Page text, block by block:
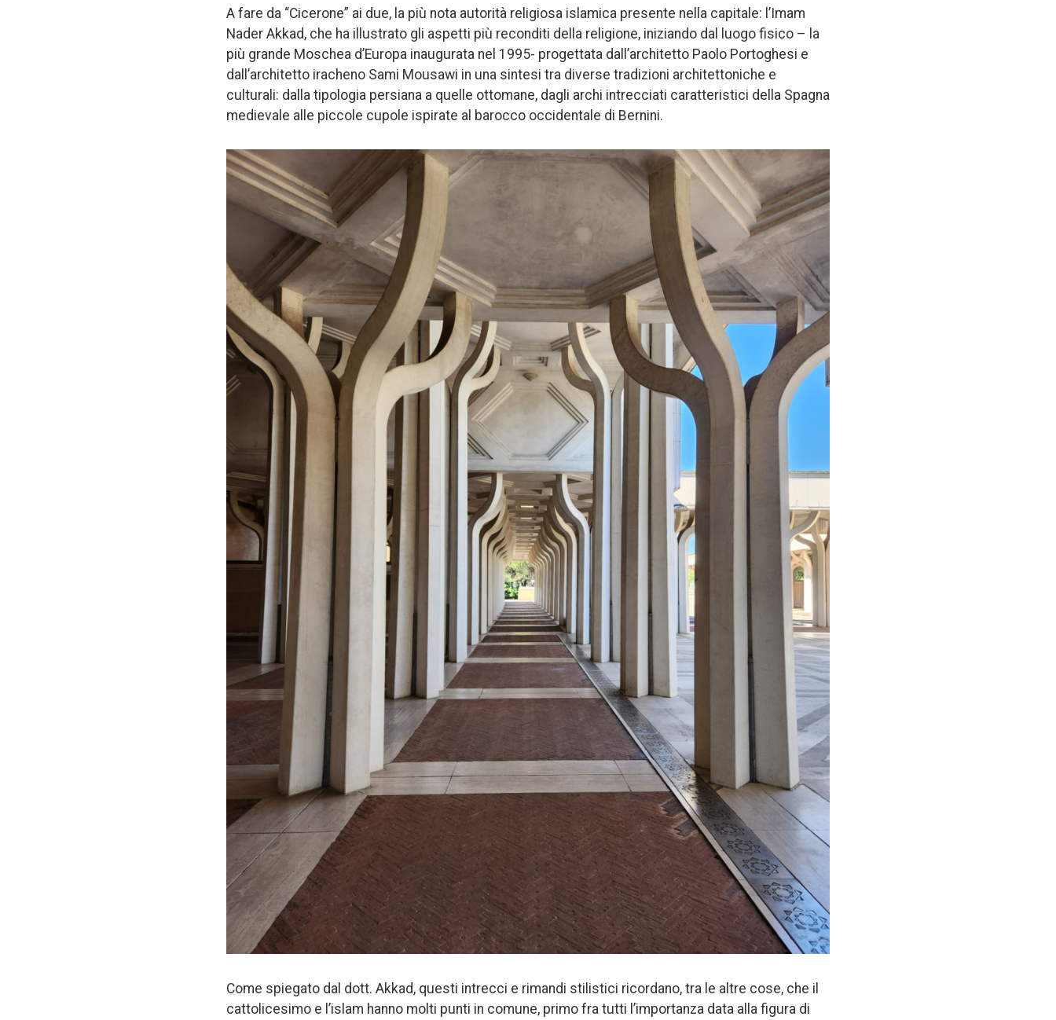
A fare da “Cicerone” ai due, la più nota autorità religiosa islamica presente nella capitale: l’Imam
Nader Akkad, che ha illustrato gli aspetti più reconditi della religione, iniziando dal luogo fisico – la
più grande Moschea d’Europa inaugurata nel 1995- progettata dall’architetto Paolo Portoghesi e
dall’architetto iracheno Sami Mousawi in una sintesi tra diverse tradizioni architettoniche e
culturali: dalla tipologia persiana a quelle ottomane, dagli archi intrecciati caratteristici della Spagna
medievale alle piccole cupole ispirate al barocco occidentale di Bernini.
Come spiegato dal dott. Akkad, questi intrecci e rimandi stilistici ricordano, tra le altre cose, che il
cattolicesimo e l’islam hanno molti punti in comune, primo fra tutti l’importanza data alla figura di